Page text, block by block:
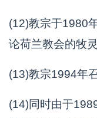
(12)教宗于1980
论荷兰教会的牧灵
(13)教宗1994年
(14)同时由于